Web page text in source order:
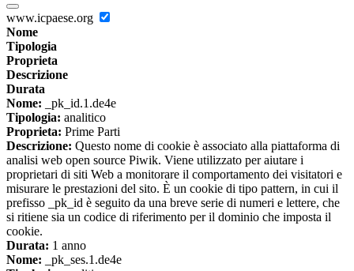
www.icpaese.org
Nome
Tipologia
Proprieta
Descrizione
Durata
Nome: _pk_id.1.de4e
Tipologia: analitico
Proprieta: Prime Parti
Descrizione: Questo nome di cookie è associato alla piattaforma di
analisi web open source Piwik. Viene utilizzato per aiutare i
proprietari di siti Web a monitorare il comportamento dei visitatori e
misurare le prestazioni del sito. È un cookie di tipo pattern, in cui il
prefisso _pk_id è seguito da una breve serie di numeri e lettere, che
si ritiene sia un codice di riferimento per il dominio che imposta il
cookie.
Durata: 1 anno
Nome: _pk_ses.1.de4e